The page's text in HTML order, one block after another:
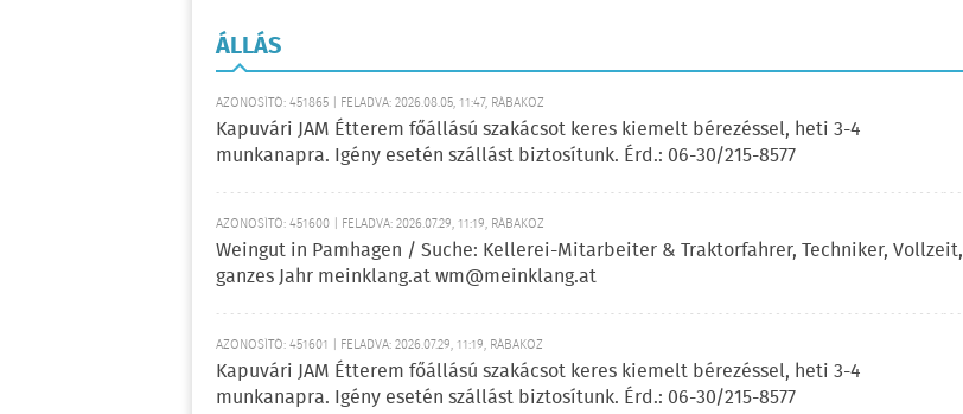
ÁLLÁS
AZONOSÍTÓ: 451865 | FELADVA: 2026.08.05, 11:47, RÁBAKÖZ
Kapuvári JAM Étterem főállású szakácsot keres kiemelt bérezéssel, heti 3-4
munkanapra. Igény esetén szállást biztosítunk. Érd.: 06-30/215-8577
AZONOSÍTÓ: 451600 | FELADVA: 2026.07.29, 11:19, RÁBAKÖZ
Weingut in Pamhagen / Suche: Kellerei-Mitarbeiter & Traktorfahrer, Techniker, Vollzeit,
ganzes Jahr meinklang.at wm@meinklang.at
AZONOSÍTÓ: 451601 | FELADVA: 2026.07.29, 11:19, RÁBAKÖZ
Kapuvári JAM Étterem főállású szakácsot keres kiemelt bérezéssel, heti 3-4
munkanapra. Igény esetén szállást biztosítunk. Érd.: 06-30/215-8577